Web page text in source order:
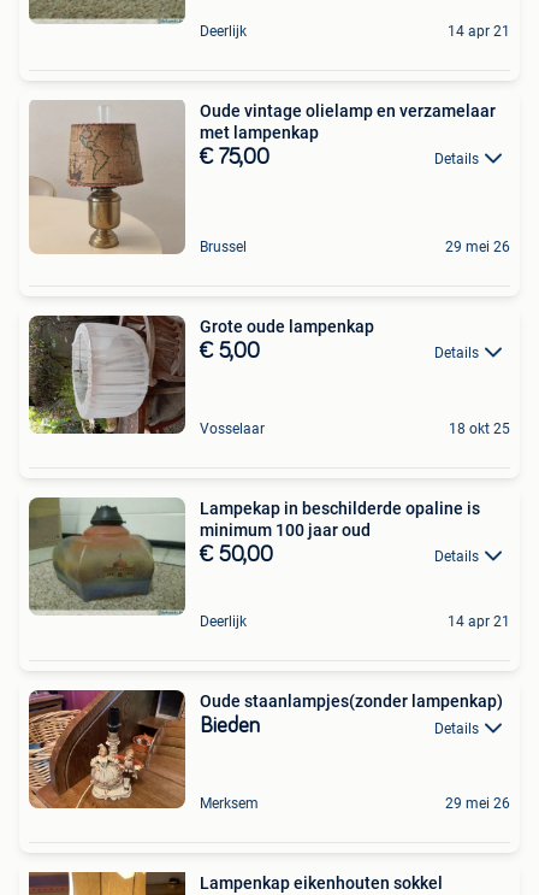
Deerlijk 14 apr 21
Oude vintage olielamp en verzamelaar
met lampenkap
€ 75,00 Details
Brussel 29 mei 26
Grote oude lampenkap
€ 5,00 Details
Vosselaar 18 okt 25
Lampekap in beschilderde opaline is
minimum 100 jaar oud
€ 50,00 Details
Deerlijk 14 apr 21
Oude staanlampjes(zonder lampenkap)
Bieden Details
Merksem 29 mei 26
Lampenkap eikenhouten sokkel